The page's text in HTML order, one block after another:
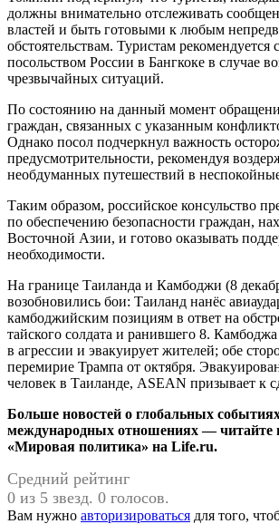
должны внимательно отслеживать
властей и быть готовыми к любым
обстоятельствам. Туристам рекомендуется
посольством России в Бангкоке в случае
чрезвычайных ситуаций.
По состоянию на данный момент
граждан, связанных с указанным
Однако посол подчеркнул важность
предусмотрительности, рекомендуя
необдуманных путешествий в
Таким образом, российское консульство
по обеспечению безопасности граждан,
Восточной Азии, и готово оказывать
необходимости.
На границе Таиланда и Камбоджи (8
возобновились бои: Таиланд нанёс
камбоджийским позициям в ответ на
тайского солдата и ранившего 8.
в агрессии и эвакуирует жителей; обе
перемирие Трампа от октября.
человек в Таиланде, ASEAN призывает к
Больше новостей о глобальных
международных отношениях — читайте
«Мировая политика» на Life.ru.
Средний рейтинг
0 из 5 звезд. 0 голосов.
Вам нужно авторизироваться для того,